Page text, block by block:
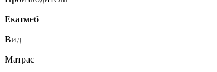
Екатмеб
Вид
Матрас